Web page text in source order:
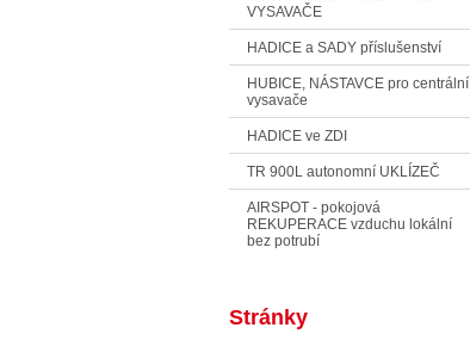
VYSAVAČE
HADICE a SADY příslušenství
HUBICE, NÁSTAVCE pro centrální
vysavače
HADICE ve ZDI
TR 900L autonomní UKLÍZEČ
AIRSPOT - pokojová
REKUPERACE vzduchu lokální
bez potrubí
Stránky